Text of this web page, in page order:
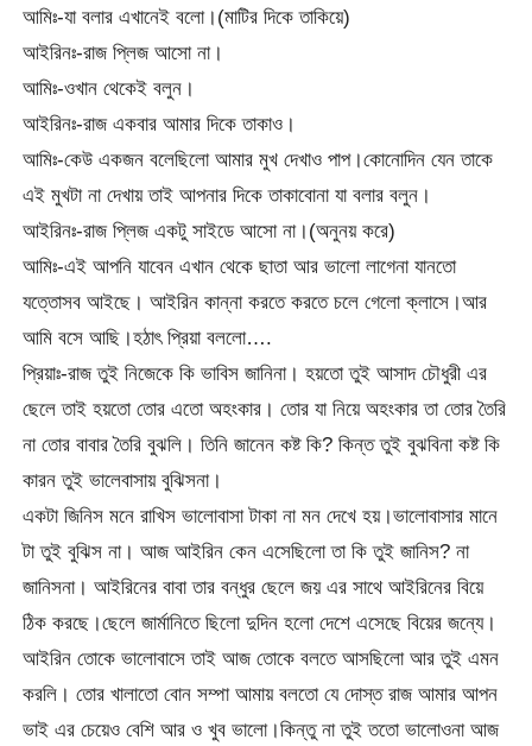
আমিঃ-যা বলার এখানেই বলো।(মাটির দিকে তাকিয়ে)
আইরিনঃ-রাজ প্লিজ আসো না।
আমিঃ-ওখান থেকেই বলুন।
আইরিনঃ-রাজ একবার আমার দিকে তাকাও।
আমিঃ-কেউ একজন বলেছিলো আমার মুখ দেখাও পাপ।কোনোদিন যেন তাকে
এই মুখটা না দেখায় তাই আপনার দিকে তাকাবোনা যা বলার বলুন।
আইরিনঃ-রাজ প্লিজ একটু সাইডে আসো না।(অনুনয় করে)
আমিঃ-এই আপনি যাবেন এখান থেকে ছাতা আর ভালো লাগেনা যানতো
যত্তোসব আইছে। আইরিন কান্না করতে করতে চলে গেলো ক্লাসে।আর
আমি বসে আছি।হঠাৎ প্রিয়া বললো….
প্রিয়াঃ-রাজ তুই নিজেকে কি ভাবিস জানিনা। হয়তো তুই আসাদ চৌধুরী এর
ছেলে তাই হয়তো তোর এতো অহংকার। তোর যা নিয়ে অহংকার তা তোর তৈরি
না তোর বাবার তৈরি বুঝলি। তিনি জানেন কষ্ট কি? কিন্ত তুই বুঝবিনা কষ্ট কি
কারন তুই ভালেবাসায় বুঝিসনা।
একটা জিনিস মনে রাখিস ভালোবাসা টাকা না মন দেখে হয়।ভালোবাসার মানে
টা তুই বুঝিস না। আজ আইরিন কেন এসেছিলো তা কি তুই জানিস? না
জানিসনা। আইরিনের বাবা তার বন্ধুর ছেলে জয় এর সাথে আইরিনের বিয়ে
ঠিক করছে।ছেলে জার্মানিতে ছিলো দুদিন হলো দেশে এসেছে বিয়ের জন্যে।
আইরিন তোকে ভালোবাসে তাই আজ তোকে বলতে আসছিলো আর তুই এমন
করলি। তোর খালাতো বোন সম্পা আমায় বলতো যে দোস্ত রাজ আমার আপন
ভাই এর চেয়েও বেশি আর ও খুব ভালো।কিন্তু না তুই ততো ভালোওনা আজ